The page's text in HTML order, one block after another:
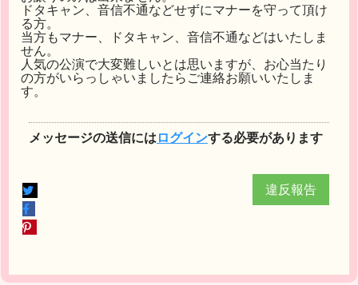
ドタキャン、音信不通などせずにマナーを守って頂け
る方。
当方もマナー、ドタキャン、音信不通などはいたしま
せん。
人気の公演で大変難しいとは思いますが、お心当たり
の方がいらっしゃいましたらご連絡お願いいたしま
す。
メッセージの送信にはログインする必要があります
違反報告